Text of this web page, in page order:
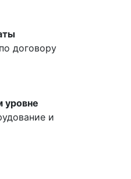
договору
уровне
и